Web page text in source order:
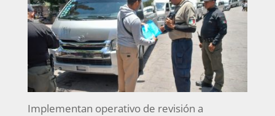
Implementan operativo de revisión a